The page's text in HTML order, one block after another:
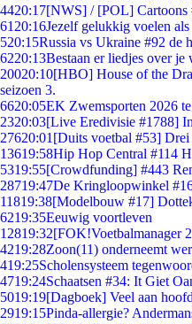
4420:17[NWS] / [POL] Cartoons
61 20:16Jezelf gelukkig voelen
520:15Russia vs Ukraine #92 de
6220:13Bestaan er liedjes over je
20020:10[HBO] House of the
seizoen 3.
6620:05EK Zwemsporten 2026 te
2320:03[Live Eredivisie #1788]
27620:01 [Duits voetbal #53]
13619:58Hip Hop Central #114
5319:55[Crowdfunding] #443
28719:47De Kringloopwinkel
11819:38[Modelbouw #17]
6219:35Eeuwig voortleven
12819:32[FOK!Voetbalmanager
4219:28Zoon(11) onderneemt
419:25Scholensysteem
4719:24Schaatsen #34: It Giet
5019:19[Dagboek] Veel aan
2919:15Pinda-allergie?